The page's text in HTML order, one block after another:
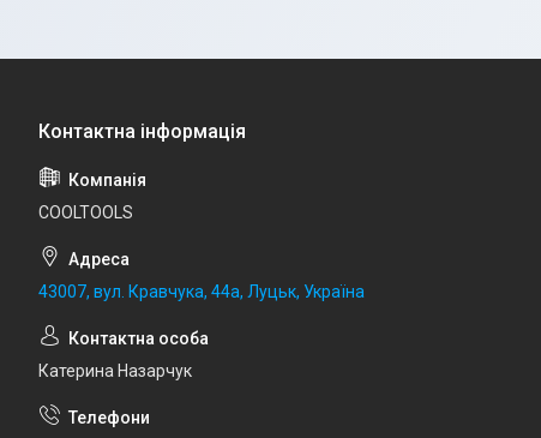
COOLTOOLS
43007, вул. Кравчука, 44а, Луцьк, Україна
Катерина Назарчук